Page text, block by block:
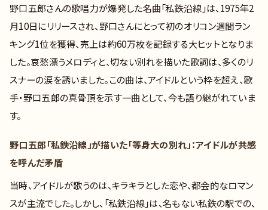
野口五郎さんの歌唱力が爆発した名曲「私鉄沿線」は、1975年2
月10日にリリースされ、野口さんにとって初のオリコン週間ラン
キング1位を獲得、売上は約60万枚を記録する大ヒットとなりま
した。哀愁漂うメロディと、切ない別れを描いた歌詞は、多くのリ
スナーの涙を誘いました。この曲は、アイドルという枠を超え、歌
手・野口五郎の真骨頂を示す一曲として、今も語り継がれていま
す。
野口五郎「私鉄沿線」が描いた「等身大の別れ」：アイドルが共感
を呼んだ矛盾
当時、アイドルが歌うのは、キラキラとした恋や、都会的なロマン
スが主流でした。しかし、「私鉄沿線」は、名もない私鉄の駅での、